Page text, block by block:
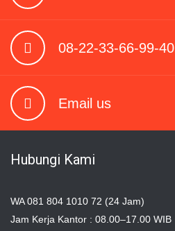
08-22-33-66-99-40
Email us
Hubungi Kami
WA 081 804 1010 72 (24 Jam)
Jam Kerja Kantor : 08.00–17.00 WIB